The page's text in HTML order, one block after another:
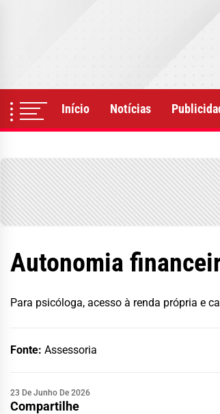
Início Notícias
Autonomia
Para psicóloga, acesso à renda própria e
Fonte: Assessoria
23 De Junho De 2026
Compartilhe